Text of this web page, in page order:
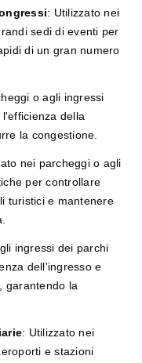
: Utilizzato nei
sedi di eventi per
di un gran numero
o agli ingressi
della
la congestione.
nei parcheggi o agli
per controllare
turistici e mantenere
ingressi dei parchi
dell'ingresso e
garantendo la
: Utilizzato nei
e stazioni